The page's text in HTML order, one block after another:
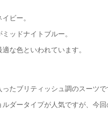
ビー。
ッドナイトブルー。
な色といわれています。
たブリティッシュ調のスーツで
ダータイプが人気ですが、今